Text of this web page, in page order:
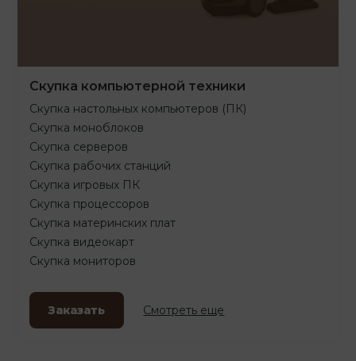
Скупка компьютерной техники
Скупка настольных компьютеров (ПК)
Скупка моноблоков
Скупка серверов
Скупка рабочих станций
Скупка игровых ПК
Скупка процессоров
Скупка материнских плат
Скупка видеокарт
Скупка мониторов
Заказать Смотреть еще